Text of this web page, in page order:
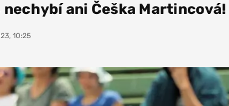
nechybí ani Češka Martincová!
10:25